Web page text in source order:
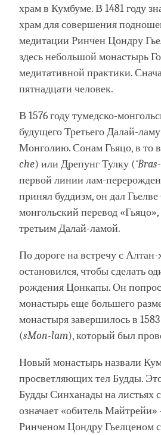
храм в Кумбуме. В 1481 году
храм для совершения
медитации Ринчен Цондру
здесь небольшой монастырь
медитативной практики.
пятнадцати человек.
В 1576 году тумедско-
будущего Третьего Далай-
Монголию. Сонам Гьяцо, в то
che) или Дрепунг Тулку (
первой линии лам-
принял буддизм, он дал
монгольский перевод
третьим Далай-ламой.
По дороге на встречу с
остановился, чтобы сделать
рождения Цонкапы. Он
монастырь еще большего
монастыря завершилось в
(sMon-lam), который был
Новый монастырь назвали
просветляющих тел Будды.
Будды Синханады на листьях
означает «обитель
Ринченом Цондру Гьелценом